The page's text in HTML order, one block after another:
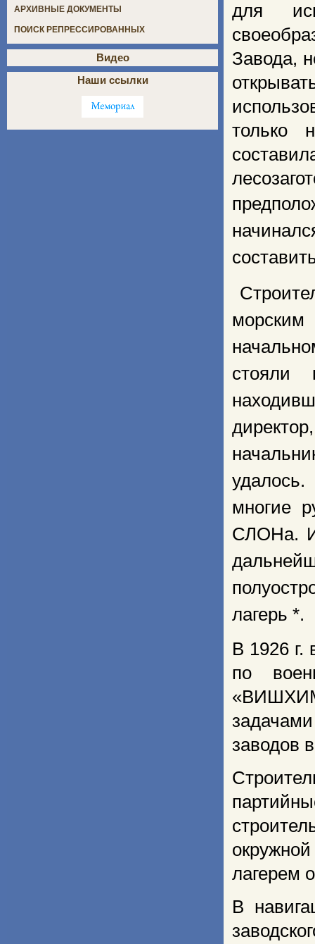
для
Завода,
только
стояли
многие
СЛОНа.
лагерь *.
В 1926 г.
по
заводов
лагерем
В
АРХИВНЫЕ ДОКУМЕНТЫ
ПОИСК РЕПРЕССИРОВАННЫХ
Видео
Наши ссылки